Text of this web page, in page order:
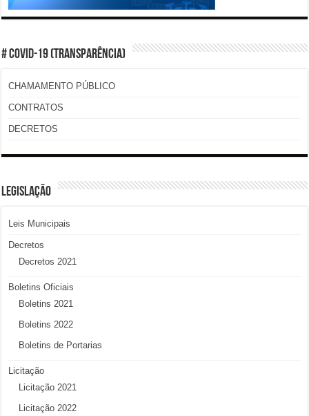
# COVID-19 (TRANSPARÊNCIA)
CHAMAMENTO PÚBLICO
CONTRATOS
DECRETOS
LEGISLAÇÃO
Leis Municipais
Decretos
Decretos 2021
Boletins Oficiais
Boletins 2021
Boletins 2022
Boletins de Portarias
Licitação
Licitação 2021
Licitação 2022